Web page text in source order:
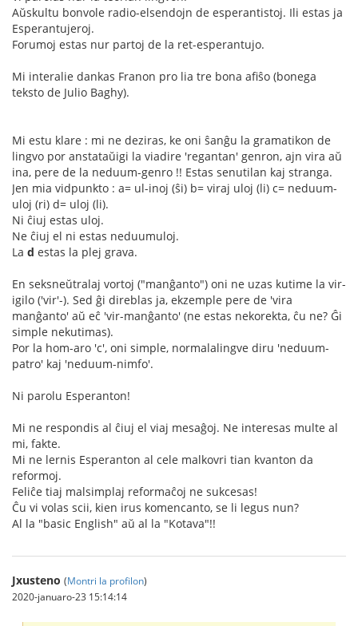
Aŭskultu bonvole radio-elsendojn de esperantistoj. Ili estas ja
Esperantujeroj.
Forumoj estas nur partoj de la ret-esperantujo.
Mi interalie dankas Franon pro lia tre bona afiŝo (bonega
teksto de Julio Baghy).
Mi estu klare : mi ne deziras, ke oni ŝanĝu la gramatikon de
lingvo por anstataŭigi la viadire 'regantan' genron, ajn vira aŭ
ina, pere de la neduum-genro !! Estas senutilan kaj stranga.
Jen mia vidpunkto : a= ul-inoj (ŝi) b= viraj uloj (li) c= neduum-
uloj (ri) d= uloj (li).
Ni ĉiuj estas uloj.
Ne ĉiuj el ni estas neduumuloj.
La d estas la plej grava.
En seksneŭtralaj vortoj ("manĝanto") oni ne uzas kutime la vir-
igilo ('vir'-). Sed ĝi direblas ja, ekzemple pere de 'vira
manĝanto' aŭ eĉ 'vir-manĝanto' (ne estas nekorekta, ĉu ne? Ĝi
simple nekutimas).
Por la hom-aro 'c', oni simple, normalalingve diru 'neduum-
patro' kaj 'neduum-nimfo'.
Ni parolu Esperanton!
Mi ne respondis al ĉiuj el viaj mesaĝoj. Ne interesas multe al
mi, fakte.
Mi ne lernis Esperanton al cele malkovri tian kvanton da
reformoj.
Feliĉe tiaj malsimplaj reformaĉoj ne sukcesas!
Ĉu vi volas scii, kien irus komencanto, se li legus nun?
Al la "basic English" aŭ al la "Kotava"!!
Jxusteno (Montri la profilon)
2020-januaro-23 15:14:14